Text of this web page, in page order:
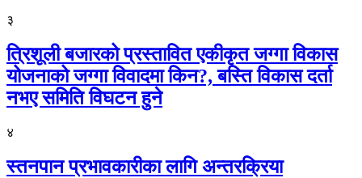
३
त्रिशूली बजारको प्रस्तावित एकीकृत जग्गा विकास
योजनाको जग्गा विवादमा किन?, बस्ति विकास दर्ता
नभए समिति विघटन हुने
४
स्तनपान प्रभावकारीका लागि अन्तरक्रिया